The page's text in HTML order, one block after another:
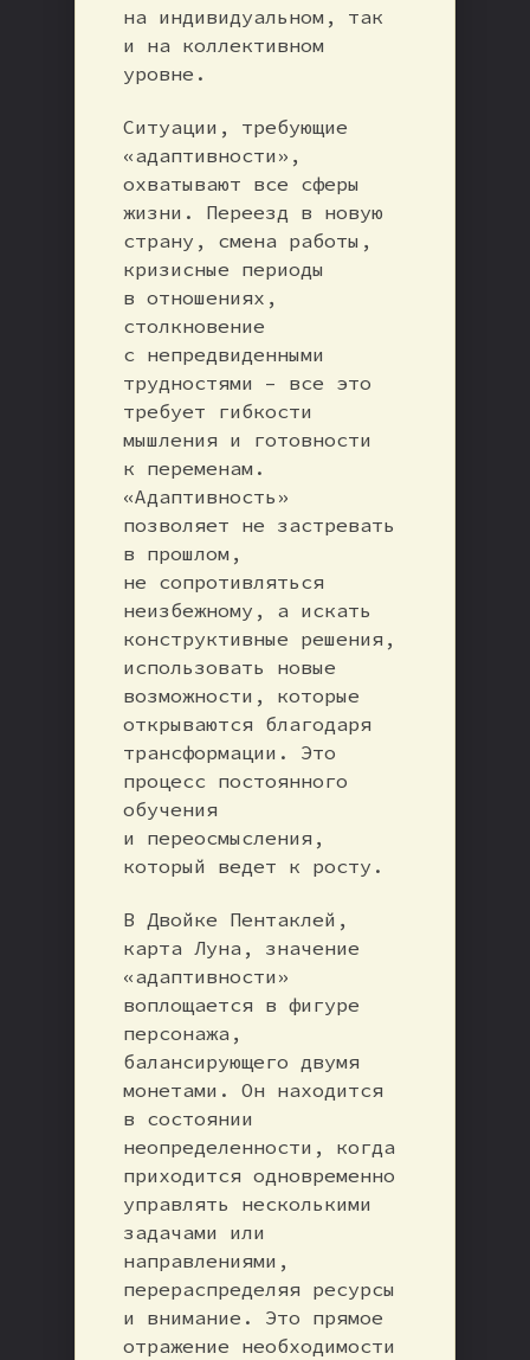
на индивидуальном, так
и на коллективном
уровне.
Ситуации, требующие
«адаптивности»,
охватывают все сферы
жизни. Переезд в новую
страну, смена работы,
кризисные периоды
в отношениях,
столкновение
с непредвиденными
трудностями – все это
требует гибкости
мышления и готовности
к переменам.
«Адаптивность»
позволяет не застревать
в прошлом,
не сопротивляться
неизбежному, а искать
конструктивные решения,
использовать новые
возможности, которые
открываются благодаря
трансформации. Это
процесс постоянного
обучения
и переосмысления,
который ведет к росту.
В Двойке Пентаклей,
карта Луна, значение
«адаптивности»
воплощается в фигуре
персонажа,
балансирующего двумя
монетами. Он находится
в состоянии
неопределенности, когда
приходится одновременно
управлять несколькими
задачами или
направлениями,
перераспределяя ресурсы
и внимание. Это прямое
отражение необходимости